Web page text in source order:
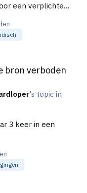
een verplichte
zelf niks over
bron verboden
's topic in